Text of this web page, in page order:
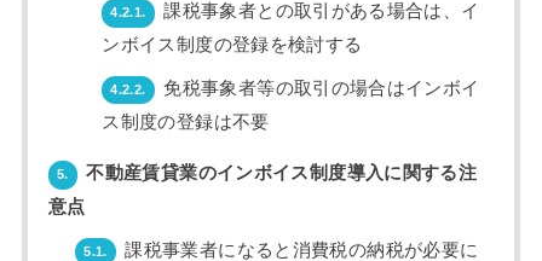
4.2.1.
課税事象者との取引がある場合は、イ
ンボイス制度の登録を検討する
4.2.2.
免税事象者等の取引の場合はインボイ
ス制度の登録は不要
5.
不動産賃貸業のインボイス制度導入に関する注
意点
5.1.
課税事業者になると消費税の納税が必要に